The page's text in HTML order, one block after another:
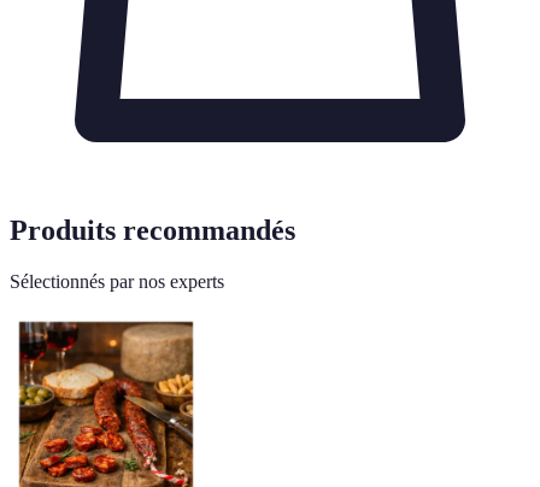
Produits recommandés
Sélectionnés par nos experts